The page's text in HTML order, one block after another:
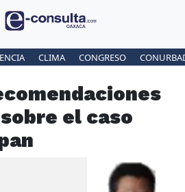
CLIMA CONGRESO
el caso